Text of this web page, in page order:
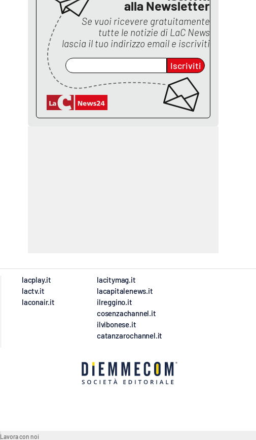
alla Newsletter
Se vuoi ricevere gratuitamente
tutte le notizie di LaC News
lascia il tuo indirizzo email e iscriviti
Iscriviti
lacplay.it
lactv.it
laconair.it
lacitymag.it
lacapitalenews.it
ilreggino.it
cosenzachannel.it
ilvibonese.it
catanzarochannel.it
Lavora con noi